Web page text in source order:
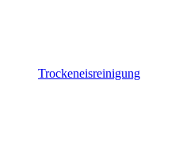
Trockeneisreinigung